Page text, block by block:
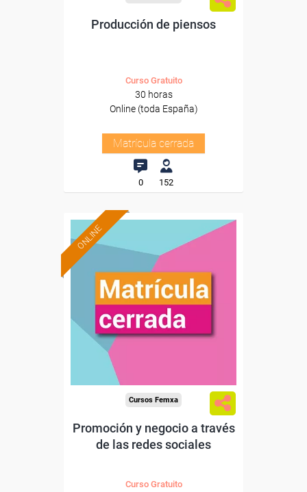
Producción de piensos
Curso Gratuito
30 horas
Online (toda España)
Matrícula cerrada
0 152
ONLINE
Cursos Femxa
Promoción y negocio a través
de las redes sociales
Curso Gratuito